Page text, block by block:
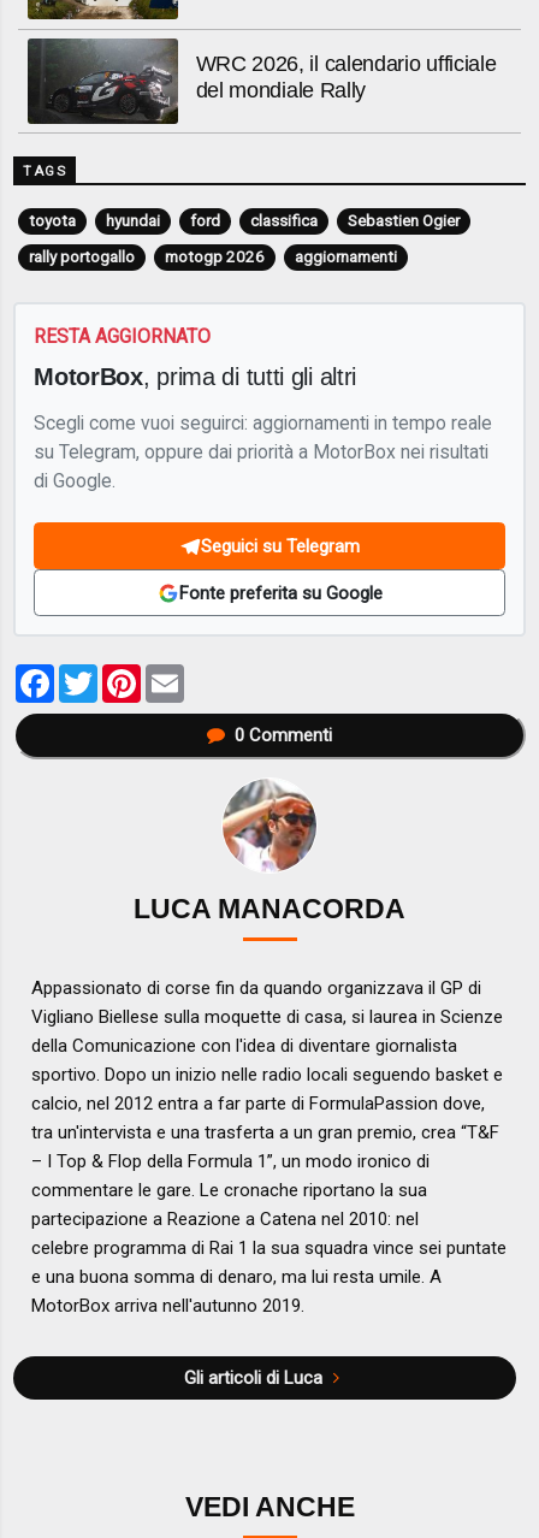
WRC 2026, il calendario ufficiale
del mondiale Rally
TAGS
toyota hyundai ford classifica
Sebastien Ogier
rally portogallo
motogp 2026 aggiornamenti
RESTA AGGIORNATO
MotorBox, prima di tutti gli altri
Scegli come vuoi seguirci: aggiornamenti in tempo reale
su Telegram, oppure dai priorità a MotorBox nei risultati
di Google.
Seguici su Telegram
Fonte preferita su Google
Facebook
TwitterPinterest
0Commenti
LUCA MANACORDA
Appassionato di corse fin da quando organizzava il GP di
Vigliano Biellese sulla moquette di casa, si laurea in Scienze
della Comunicazione con l'idea di diventare giornalista
sportivo. Dopo un inizio nelle radio locali seguendo basket e
calcio, nel 2012 entra a far parte di FormulaPassion dove,
tra un'intervista e una trasferta a un gran premio, crea “T&F
– I Top & Flop della Formula 1”, un modo ironico di
commentare le gare. Le cronache riportano la sua
partecipazione a Reazione a Catena nel 2010: nel
celebre programma di Rai 1 la sua squadra vince sei puntate
e una buona somma di denaro, ma lui resta umile. A
MotorBox arriva nell'autunno 2019.
Gli articoli di Luca
VEDI ANCHE